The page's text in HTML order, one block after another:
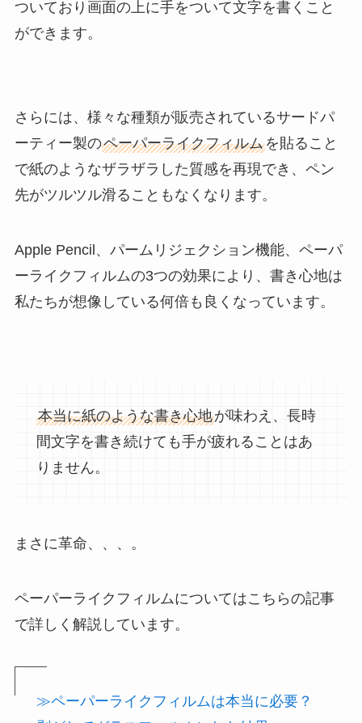
ついており画面の上に手をついて文字を書くこと
ができます。
さらには、様々な種類が販売されているサードパ
ーティー製のペーパーライクフィルムを貼ること
で紙のようなザラザラした質感を再現でき、ペン
先がツルツル滑ることもなくなります。
Apple Pencil、パームリジェクション機能、ペーパ
ーライクフィルムの3つの効果により、書き心地は
私たちが想像している何倍も良くなっています。
本当に紙のような書き心地が味わえ、長時
間文字を書き続けても手が疲れることはあ
りません。
まさに革命、、、。
ペーパーライクフィルムについてはこちらの記事
で詳しく解説しています。
≫ペーパーライクフィルムは本当に必要？